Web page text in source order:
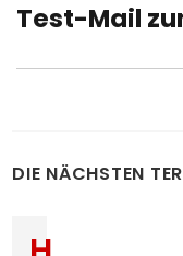
Next
Test-Mail
DIE NÄCHSTEN